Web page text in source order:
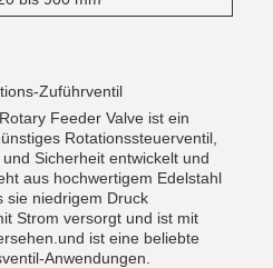
Zuführventil
Feeder Valve ist ein
Rotationssteuerventil,
Sicherheit entwickelt und
aus hochwertigem Edelstahl
sie niedrigem Druck
Strom versorgt und ist mit
ist eine beliebte
Anwendungen.